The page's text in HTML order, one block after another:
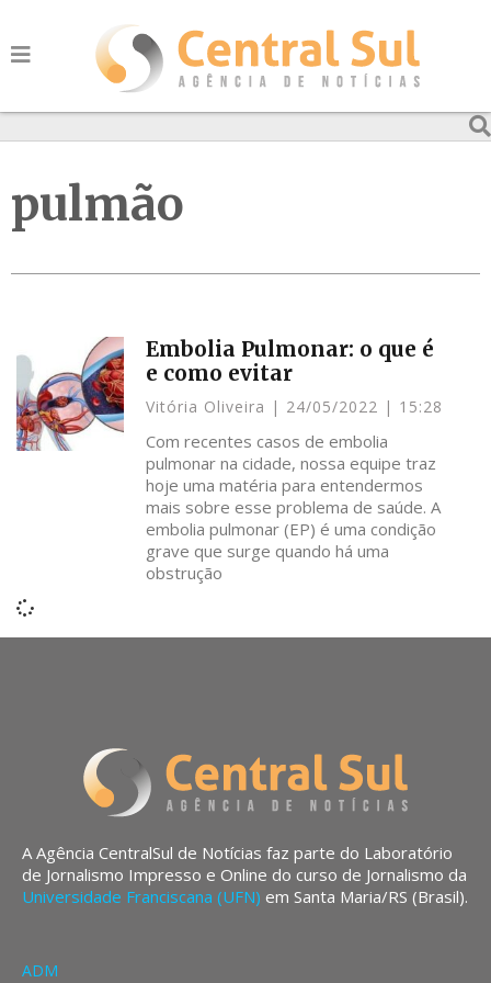
pulmão
Embolia Pulmonar: o que é
e como evitar
Vitória Oliveira 24/05/2022 15:28
Com recentes casos de embolia
pulmonar na cidade, nossa equipe traz
hoje uma matéria para entendermos
mais sobre esse problema de saúde. A
embolia pulmonar (EP) é uma condição
grave que surge quando há uma
obstrução
A Agência CentralSul de Notícias faz parte do Laboratório
de Jornalismo Impresso e Online do curso de Jornalismo da
Universidade Franciscana (UFN) em Santa Maria/RS (Brasil).
ADM